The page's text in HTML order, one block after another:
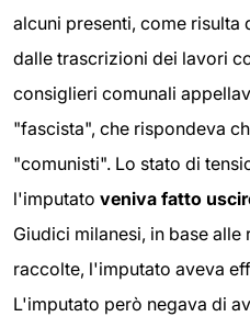
alcuni presenti, come risulta
dalle trascrizioni dei lavori
consiglieri comunali
"fascista", che rispondeva
"comunisti". Lo stato di
l'imputato veniva fatto
Giudici milanesi, in base
raccolte, l'imputato aveva
L'imputato però negava di